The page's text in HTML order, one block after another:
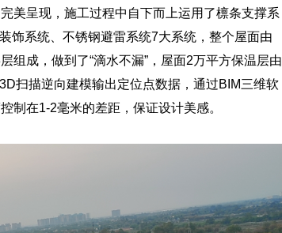
美呈现，施工过程中自下而上运用了檩条支撑系
饰系统、不锈钢避雷系统7大系统，整个屋面由
组成，做到了“滴水不漏”，屋面2万平方保温层由
扫描逆向建模输出定位点数据，通过BIM三维软
制在1-2毫米的差距，保证设计美感。